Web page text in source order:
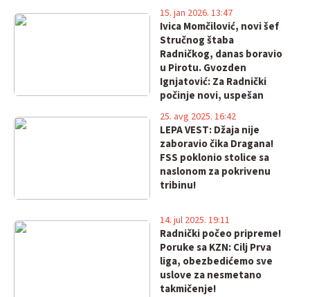
Ivica Momčilović, novi šef
Stručnog štaba
Radničkog, danas boravio
u Pirotu. Gvozden
Ignjatović: Za Radnički
počinje novi, uspešan
15. jan 2026. 13:47
LEPA VEST: Džaja nije
zaboravio čika Dragana!
FSS poklonio stolice sa
naslonom za pokrivenu
tribinu!
25. avg 2025. 16:42
Radnički počeo pripreme!
Poruke sa KZN: Cilj Prva
liga, obezbedićemo sve
uslove za nesmetano
takmičenje!
14. jul 2025. 19:11